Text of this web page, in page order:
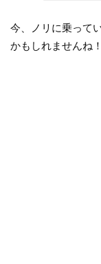
今、ノリに乗って
かもしれませんね！